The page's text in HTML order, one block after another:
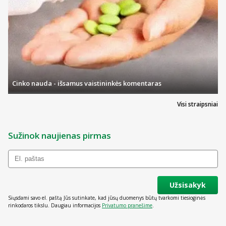
Visi straipsniai
Cinko nauda - išsamus vaistininkės komentaras
Sužinok naujienas pirmas
Užsisakyk
Siųsdami savo el. paštą Jūs sutinkate, kad jūsų duomenys būtų tvarkomi tiesioginės
rinkodaros tikslu. Daugiau informacijos Privatumo pranešime.